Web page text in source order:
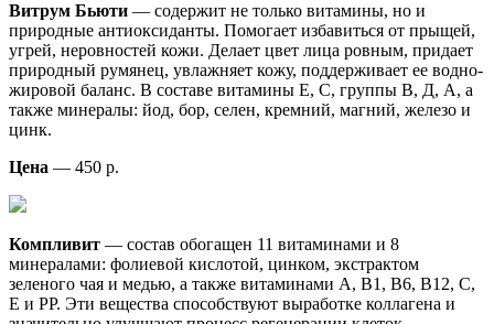
Витрум Бьюти — содержит не только витамины, но и
природные антиоксиданты. Помогает избавиться от прыщей,
угрей, неровностей кожи. Делает цвет лица ровным, придает
природный румянец, увлажняет кожу, поддерживает ее водно-
жировой баланс. В составе витамины Е, С, группы В, Д, А, а
также минералы: йод, бор, селен, кремний, магний, железо и
цинк.
Цена — 450 р.
Компливит — состав обогащен 11 витаминами и 8
минералами: фолиевой кислотой, цинком, экстрактом
зеленого чая и медью, а также витаминами А, В1, В6, В12, С,
Е и РР. Эти вещества способствуют выработке коллагена и